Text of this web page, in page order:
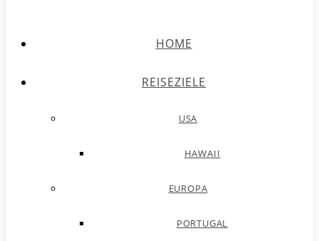
HOME
REISEZIELE
USA
HAWAII
EUROPA
PORTUGAL